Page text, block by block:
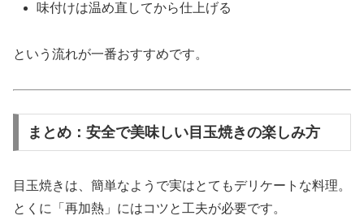
味付けは温め直してから仕上げる
という流れが一番おすすめです。
まとめ：安全で美味しい目玉焼きの楽しみ方
目玉焼きは、簡単なようで実はとてもデリケートな料理。
とくに「再加熱」にはコツと工夫が必要です。